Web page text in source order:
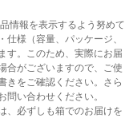
情報を表示するよう努めて
様（容量、パッケージ、
す。このため、実際にお届
合がございますので、ご使
きをご確認ください。さら
い合わせください。
、必ずしも箱でのお届けを